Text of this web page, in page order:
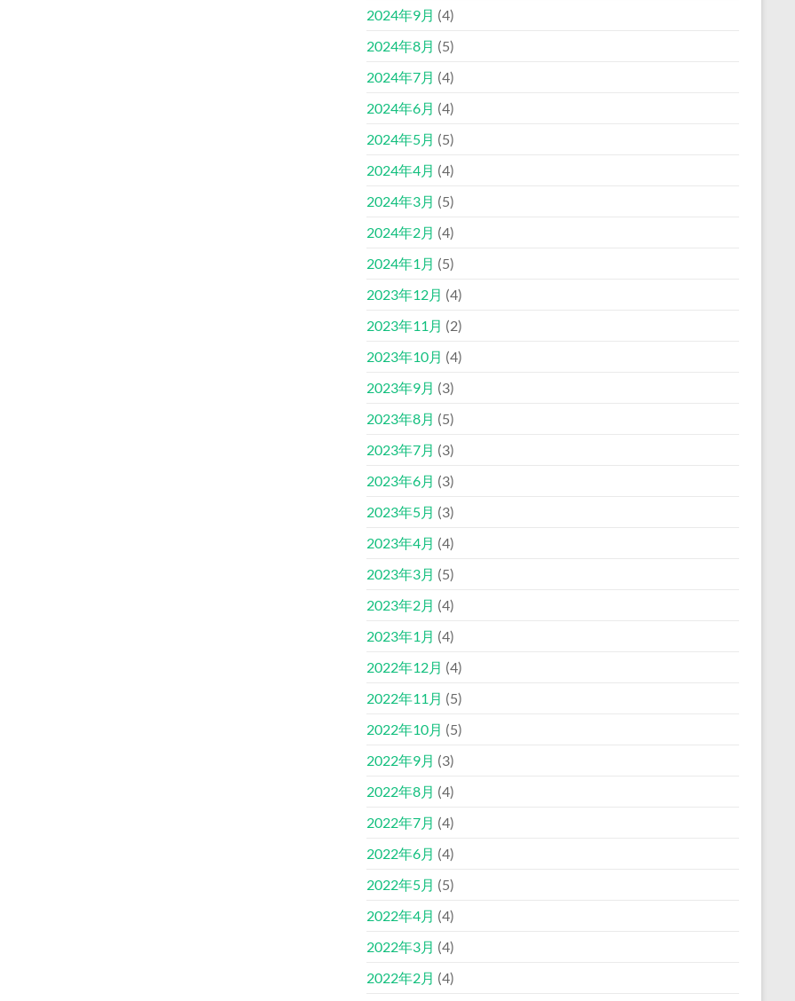
2024年9月 (4)
2024年8月 (5)
2024年7月 (4)
2024年6月 (4)
2024年5月 (5)
2024年4月 (4)
2024年3月 (5)
2024年2月 (4)
2024年1月 (5)
2023年12月 (4)
2023年11月 (2)
2023年10月 (4)
2023年9月 (3)
2023年8月 (5)
2023年7月 (3)
2023年6月 (3)
2023年5月 (3)
2023年4月 (4)
2023年3月 (5)
2023年2月 (4)
2023年1月 (4)
2022年12月 (4)
2022年11月 (5)
2022年10月 (5)
2022年9月 (3)
2022年8月 (4)
2022年7月 (4)
2022年6月 (4)
2022年5月 (5)
2022年4月 (4)
2022年3月 (4)
2022年2月 (4)